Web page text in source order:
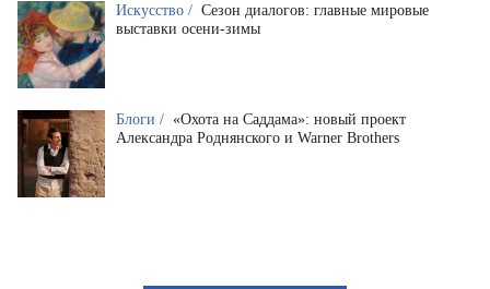
Искусство / Сезон диалогов: главные мировые
выставки осени-зимы
Блоги / «Охота на Саддама»: новый проект
Александра Роднянского и Warner Brothers